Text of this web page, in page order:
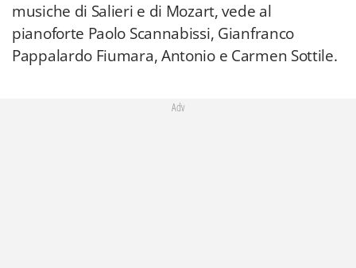
musiche di Salieri e di Mozart, vede al
pianoforte Paolo Scannabissi, Gianfranco
Pappalardo Fiumara, Antonio e Carmen Sottile.
Adv